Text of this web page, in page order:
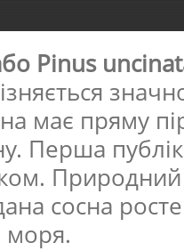
Pinus
має пряму
Перша
Природний
сосна
моря.